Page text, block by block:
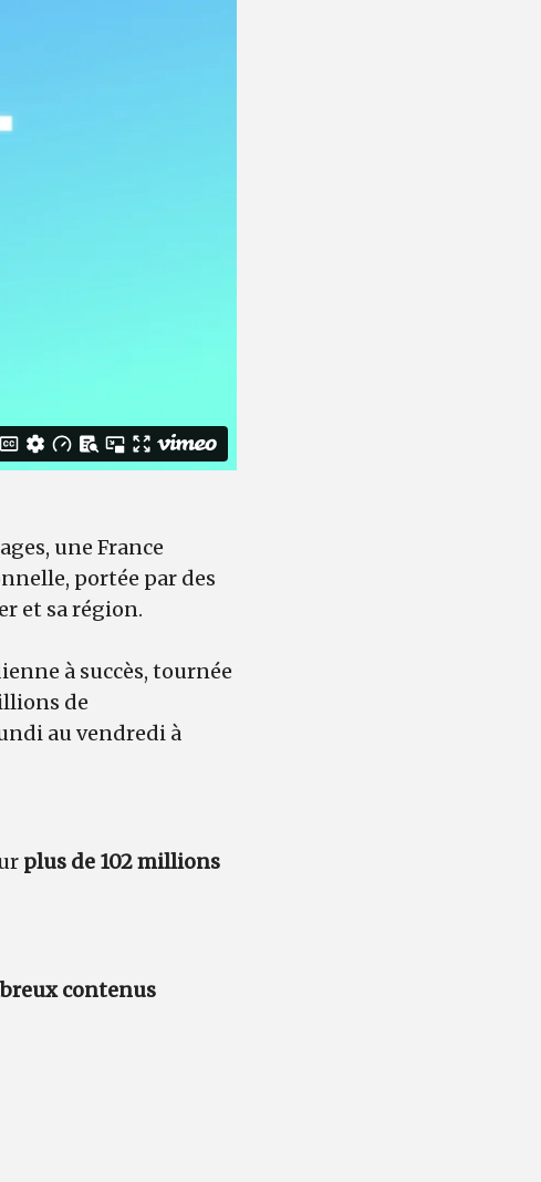
une France
portée par des
et sa région.
à succès, tournée
de
au vendredi à
plus de 102 millions
contenus